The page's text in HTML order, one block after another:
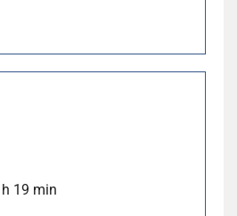
19 min